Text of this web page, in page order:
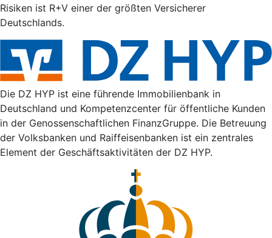
Risiken ist R+V einer der größten Versicherer
Deutschlands.
Die DZ HYP ist eine führende Immobilienbank in
Deutschland und Kompetenzcenter für öffentliche Kunden
in der Genossenschaftlichen FinanzGruppe. Die Betreuung
der Volksbanken und Raiffeisenbanken ist ein zentrales
Element der Geschäftsaktivitäten der DZ HYP.